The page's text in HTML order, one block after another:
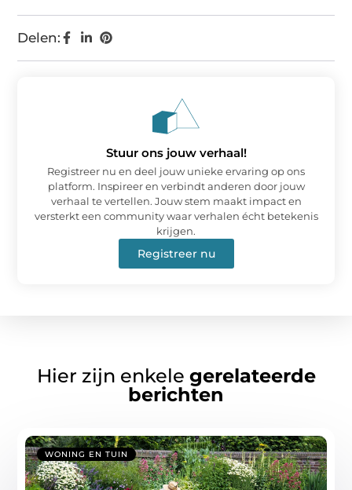
Delen:
Stuur ons jouw verhaal!
Registreer nu en deel jouw unieke ervaring op ons
platform. Inspireer en verbindt anderen door jouw
verhaal te vertellen. Jouw stem maakt impact en
versterkt een community waar verhalen écht betekenis
krijgen.
Registreer nu
Hier zijn enkele gerelateerde
berichten
WONING EN TUIN